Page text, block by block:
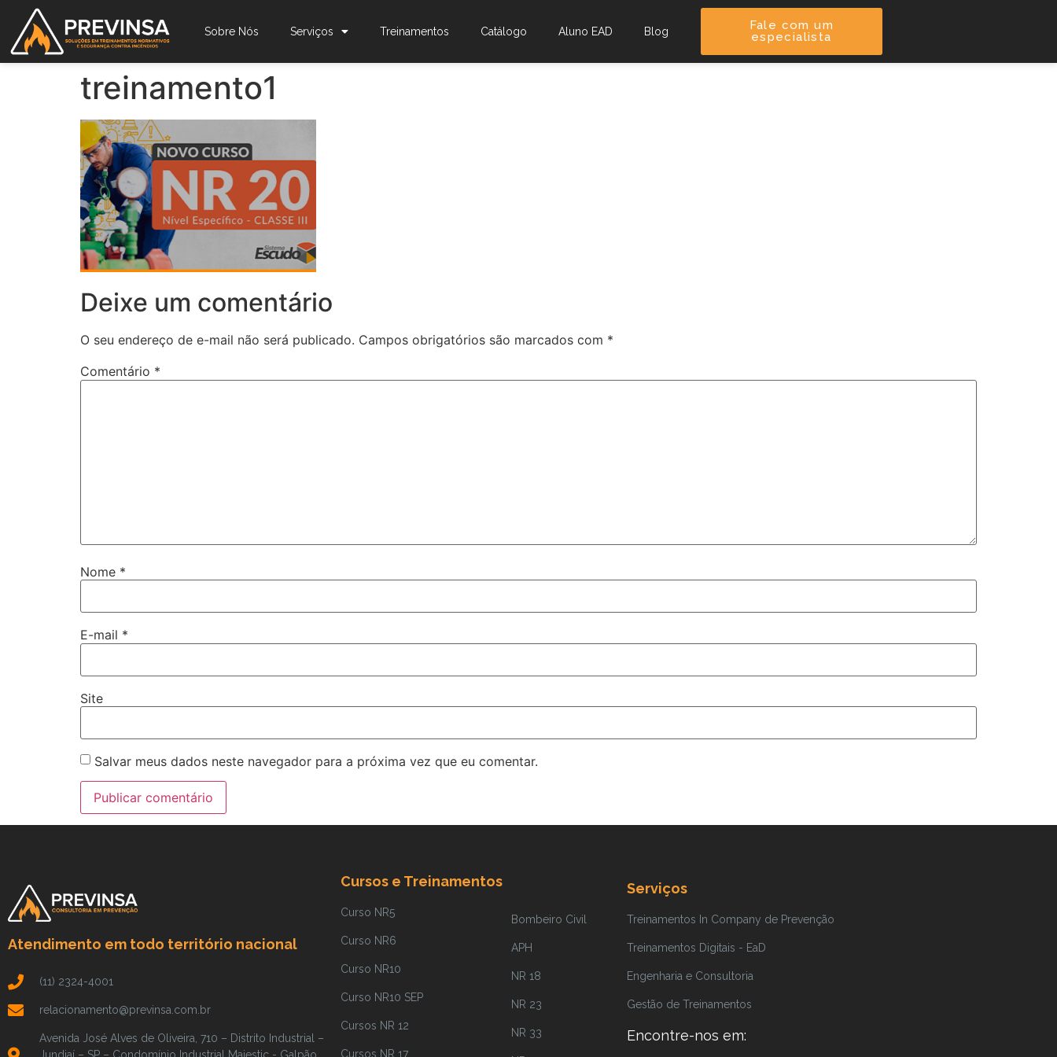
Sobre Nós Serviços Treinamentos Catálogo Aluno EAD Blog
Fale com um
especialista
treinamento1
Deixe um comentário
O seu endereço de e-mail não será publicado. Campos obrigatórios são marcados com *
Comentário *
Nome *
E-mail *
Site
Salvar meus dados neste navegador para a próxima vez que eu comentar.
Atendimento em todo território nacional
(11) 2324-4001
relacionamento@previnsa.com.br
Avenida José Alves de Oliveira, 710 – Distrito Industrial –
Cursos e Treinamentos
Curso NR5
Curso NR6
Curso NR10
Curso NR10 SEP
Cursos NR 12
Cursos NR 17
Bombeiro Civil
APH
NR 18
NR 23
NR 33
Serviços
Treinamentos In Company de Prevenção
Treinamentos Digitais - EaD
Engenharia e Consultoria
Gestão de Treinamentos
Encontre-nos em: